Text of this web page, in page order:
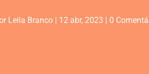
Leila Branco| 12 abr, 2023 | 0